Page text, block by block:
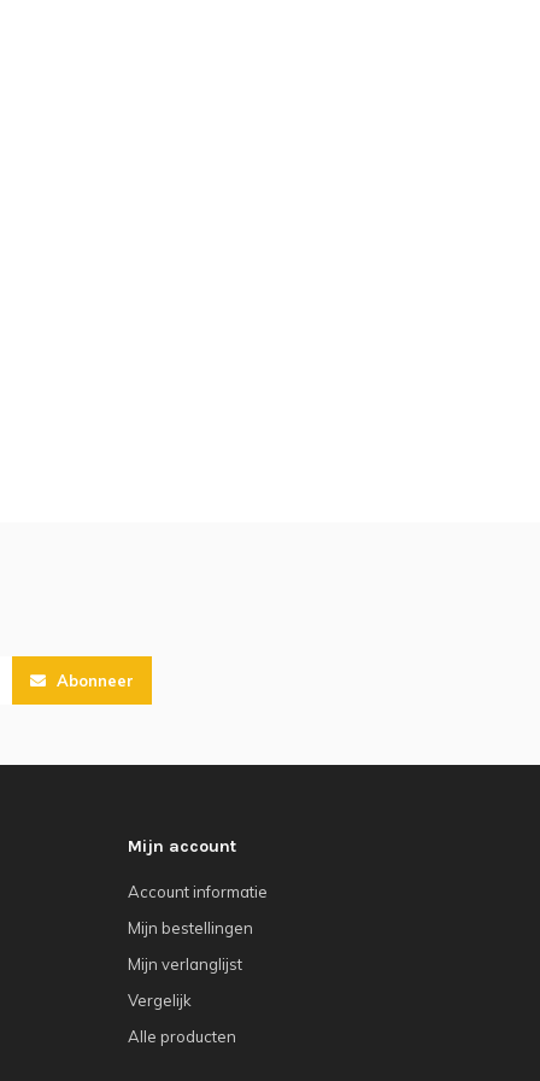
Abonneer
Mijn account
Account informatie
Mijn bestellingen
Mijn verlanglijst
Vergelijk
Alle producten